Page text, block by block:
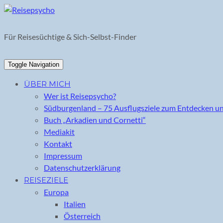
Skip
content
Für Reisesüchtige & Sich-Selbst-Finder
Toggle Navigation
ÜBER MICH
Wer ist Reisepsycho?
Südburgenland – 75 Ausflugsziele zum Entdecken
Buch „Arkadien und Cornetti“
Mediakit
Kontakt
Impressum
Datenschutzerklärung
REISEZIELE
Europa
Italien
Österreich